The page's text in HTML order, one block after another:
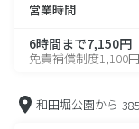
営業時間
6時間まで7,150円
免責補償制度1,100円
和田堀公園から